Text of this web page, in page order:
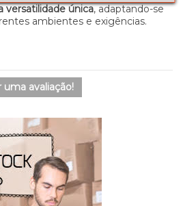
versatilidade única, adaptando-se
ambientes e exigências.
uma avaliação!